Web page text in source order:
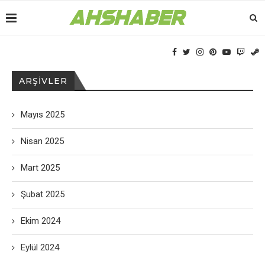
ARŞIVLER
Mayıs 2025
Nisan 2025
Mart 2025
Şubat 2025
Ekim 2024
Eylül 2024